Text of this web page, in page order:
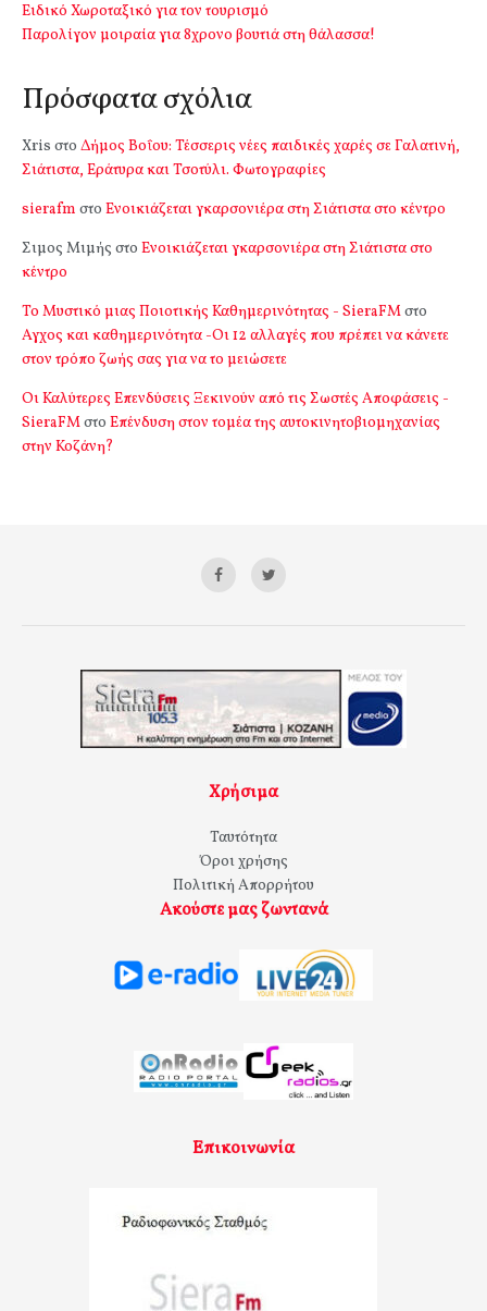
Ειδικό Χωροταξικό για τον τουρισμό
Παρολίγον μοιραία για 8χρονο βουτιά στη θάλασσα!
Πρόσφατα σχόλια
Xris στο Δήμος Βοΐου: Τέσσερις νέες παιδικές χαρές σε Γαλατινή,
Σιάτιστα, Εράτυρα και Τσοτύλι. Φωτογραφίες
sierafm στο Ενοικιάζεται γκαρσονιέρα στη Σιάτιστα στο κέντρο
Σιμος Μιμής στο Ενοικιάζεται γκαρσονιέρα στη Σιάτιστα στο
κέντρο
Το Μυστικό μιας Ποιοτικής Καθημερινότητας - SieraFMστο
Αγχος και καθημερινότητα -Οι 12 αλλαγές που πρέπει να κάνετε
στον τρόπο ζωής σας για να το μειώσετε
Οι Καλύτερες Επενδύσεις Ξεκινούν από τις Σωστές Αποφάσεις -
SieraFMστο Επένδυση στον τομέα της αυτοκινητοβιομηχανίας
στην Κοζάνη?
Χρήσιμα
Ταυτότητα
Όροι χρήσης
Πολιτική Απορρήτου
Ακούστε μας ζωντανά
Επικοινωνία